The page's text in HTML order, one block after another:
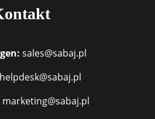
sales@sabaj.pl